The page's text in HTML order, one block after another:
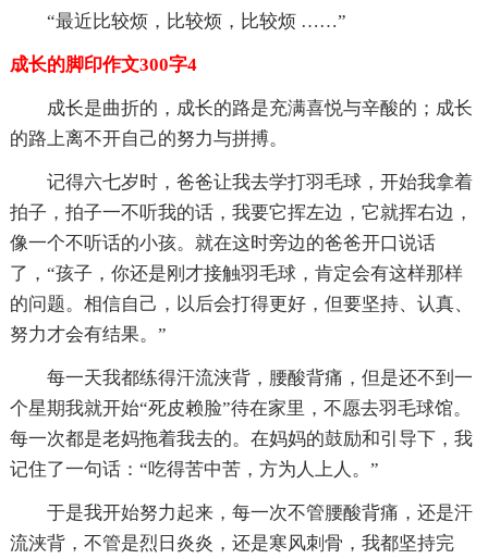
“最近比较烦，比较烦，比较烦 ……”
成长的脚印作文300字4
成长是曲折的，成长的路是充满喜悦与辛酸的；成长
的路上离不开自己的努力与拼搏。
记得六七岁时，爸爸让我去学打羽毛球，开始我拿着
拍子，拍子一不听我的话，我要它挥左边，它就挥右边，
像一个不听话的小孩。就在这时旁边的爸爸开口说话
了，“孩子，你还是刚才接触羽毛球，肯定会有这样那样
的问题。相信自己，以后会打得更好，但要坚持、认真、
努力才会有结果。”
每一天我都练得汗流浃背，腰酸背痛，但是还不到一
个星期我就开始“死皮赖脸”待在家里，不愿去羽毛球馆。
每一次都是老妈拖着我去的。在妈妈的鼓励和引导下，我
记住了一句话：“吃得苦中苦，方为人上人。”
于是我开始努力起来，每一次不管腰酸背痛，还是汗
流浃背，不管是烈日炎炎，还是寒风刺骨，我都坚持完